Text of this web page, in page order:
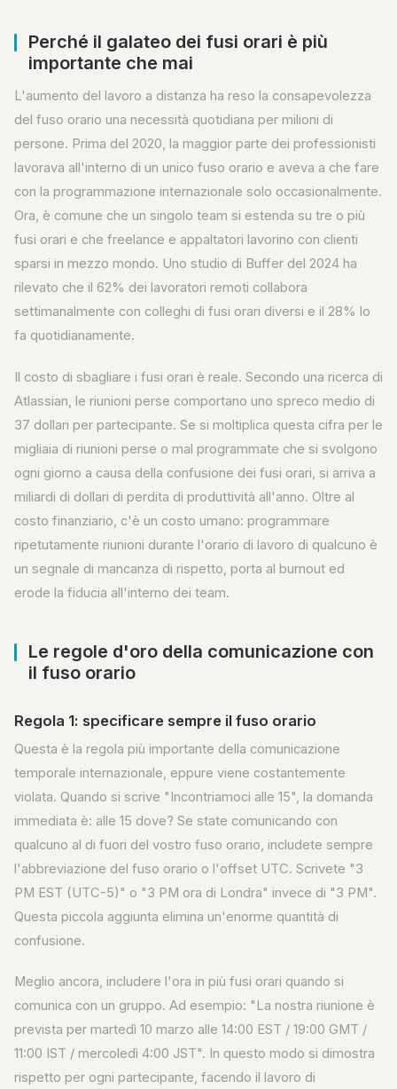
Perché il galateo dei fusi orari è più
importante che mai
L'aumento del lavoro a distanza ha reso la consapevolezza
del fuso orario una necessità quotidiana per milioni di
persone. Prima del 2020, la maggior parte dei professionisti
lavorava all'interno di un unico fuso orario e aveva a che fare
con la programmazione internazionale solo occasionalmente.
Ora, è comune che un singolo team si estenda su tre o più
fusi orari e che freelance e appaltatori lavorino con clienti
sparsi in mezzo mondo. Uno studio di Buffer del 2024 ha
rilevato che il 62% dei lavoratori remoti collabora
settimanalmente con colleghi di fusi orari diversi e il 28% lo
fa quotidianamente.
Il costo di sbagliare i fusi orari è reale. Secondo una ricerca di
Atlassian, le riunioni perse comportano uno spreco medio di
37 dollari per partecipante. Se si moltiplica questa cifra per le
migliaia di riunioni perse o mal programmate che si svolgono
ogni giorno a causa della confusione dei fusi orari, si arriva a
miliardi di dollari di perdita di produttività all'anno. Oltre al
costo finanziario, c'è un costo umano: programmare
ripetutamente riunioni durante l'orario di lavoro di qualcuno è
un segnale di mancanza di rispetto, porta al burnout ed
erode la fiducia all'interno dei team.
Le regole d'oro della comunicazione con
il fuso orario
Regola 1: specificare sempre il fuso orario
Questa è la regola più importante della comunicazione
temporale internazionale, eppure viene costantemente
violata. Quando si scrive "Incontriamoci alle 15", la domanda
immediata è: alle 15 dove? Se state comunicando con
qualcuno al di fuori del vostro fuso orario, includete sempre
l'abbreviazione del fuso orario o l'offset UTC. Scrivete "3
PM EST (UTC-5)" o "3 PM ora di Londra" invece di "3 PM".
Questa piccola aggiunta elimina un'enorme quantità di
confusione.
Meglio ancora, includere l'ora in più fusi orari quando si
comunica con un gruppo. Ad esempio: "La nostra riunione è
prevista per martedì 10 marzo alle 14:00 EST / 19:00 GMT /
11:00 IST / mercoledì 4:00 JST". In questo modo si dimostra
rispetto per ogni partecipante, facendo il lavoro di